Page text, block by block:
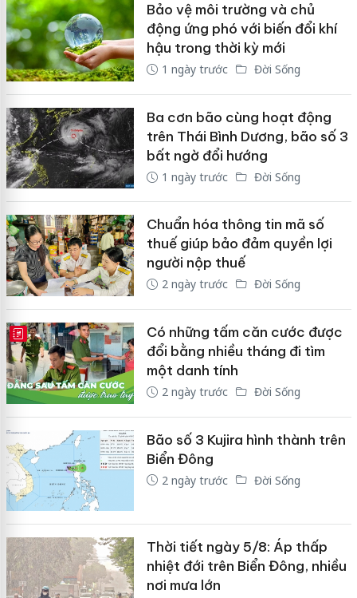
Bảo vệ môi trường và chủ
động ứng phó với biến đổi khí
hậu trong thời kỳ mới
1 ngày trước Đời Sống
Ba cơn bão cùng hoạt động
trên Thái Bình Dương, bão số 3
bất ngờ đổi hướng
1 ngày trước Đời Sống
Chuẩn hóa thông tin mã số
thuế giúp bảo đảm quyền lợi
người nộp thuế
2 ngày trước Đời Sống
E-MAGAZINE
Có những tấm căn cước được
đổi bằng nhiều tháng đi tìm
một danh tính
2 ngày trước Đời Sống
Bão số 3 Kujira hình thành trên
Biển Đông
2 ngày trước Đời Sống
Thời tiết ngày 5/8: Áp thấp
nhiệt đới trên Biển Đông, nhiều
nơi mưa lớn